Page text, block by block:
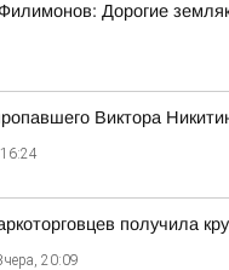
Дорогие
Виктора
получила
20:09